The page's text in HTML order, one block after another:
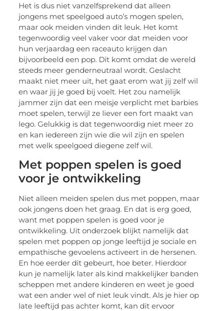
Het is dus niet vanzelfsprekend dat alleen
jongens met speelgoed auto’s mogen spelen,
maar ook meiden vinden dit leuk. Het komt
tegenwoordig veel vaker voor dat meiden voor
hun verjaardag een raceauto krijgen dan
bijvoorbeeld een pop. Dit komt omdat de wereld
steeds meer genderneutraal wordt. Geslacht
maakt niet meer uit, het gaat erom wat jij zelf wil
en waar jij je goed bij voelt. Het zou namelijk
jammer zijn dat een meisje verplicht met barbies
moet spelen, terwijl ze liever een fort maakt van
lego. Gelukkig is dat tegenwoordig niet meer zo
en kan iedereen zijn wie die wil zijn en spelen
met welk speelgoed diegene zelf wil.
Met poppen spelen is goed
voor je ontwikkeling
Niet alleen meiden spelen dus met poppen, maar
ook jongens doen het graag. En dat is erg goed,
want met poppen spelen is goed voor je
ontwikkeling. Uit onderzoek blijkt namelijk dat
spelen met poppen op jonge leeftijd je sociale en
empathische gevoelens activeert in de hersenen.
En hoe eerder dit gebeurt, hoe beter. Hierdoor
kun je namelijk later als kind makkelijker banden
scheppen met andere kinderen en weet je goed
wat een ander wel of niet leuk vindt. Als je hier op
late leeftijd pas achter komt, kan dit ervoor